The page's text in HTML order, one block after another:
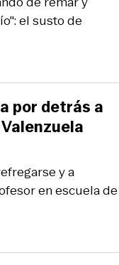
el susto de
y a
en escuela de
por detrás a